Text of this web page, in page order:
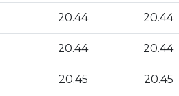
20.44 20.44
20.44 20.44
20.45 20.45